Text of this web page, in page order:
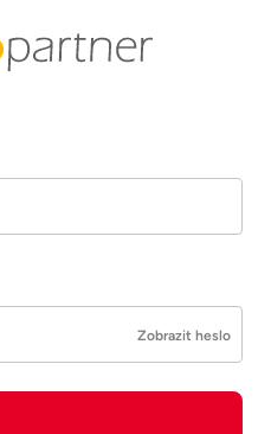
Zobrazit heslo